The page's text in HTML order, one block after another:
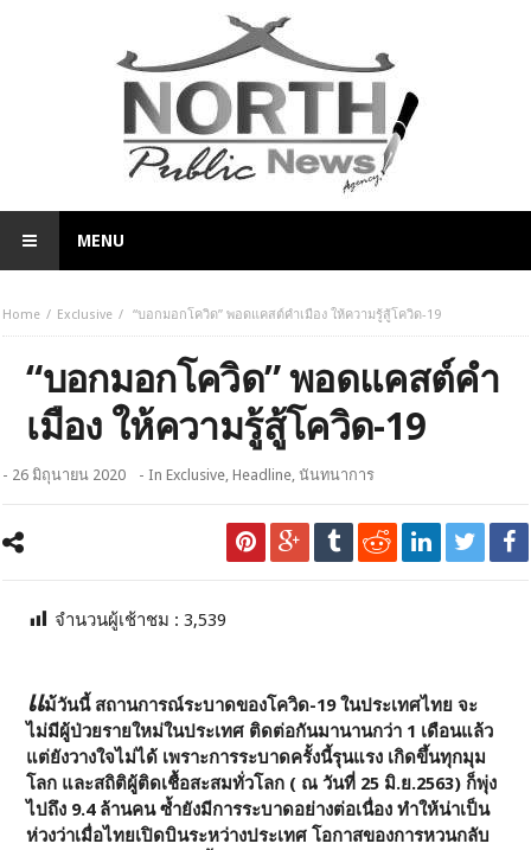
MENU
Home Exclusive “บอกมอกโควิด” พอดแคสต์คำเมือง ให้ความรู้สู้โควิด-19
“บอกมอกโควิด” พอดแคสต์คำ
เมือง ให้ความรู้สู้โควิด-19
- 26 มิถุนายน 2020 - InExclusive,Headline,นันทนาการ
จำนวนผู้เช้าชม :3,539
แม้วันนี้ สถานการณ์ระบาดของโควิด-19 ในประเทศไทย จะ
ไม่มีผู้ป่วยรายใหม่ในประเทศ ติดต่อกันมานานกว่า 1 เดือนแล้ว
แต่ยังวางใจไม่ได้ เพราะการระบาดครั้งนี้รุนแรง เกิดขึ้นทุกมุม
โลก และสถิติผู้ติดเชื้อสะสมทั่วโลก ( ณ วันที่ 25 มิ.ย.2563) ก็พุ่ง
ไปถึง 9.4 ล้านคน ซ้ำยังมีการระบาดอย่างต่อเนื่อง ทำให้น่าเป็น
ห่วงว่าเมื่อไทยเปิดบินระหว่างประเทศ โอกาสของการหวนกลับ